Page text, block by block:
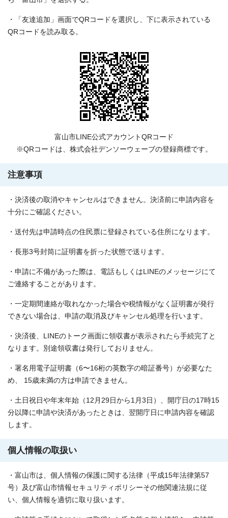
・「友達追加」画面でQRコードを選択し、下に表示されている
QRコードを読み取る。
富山市LINE公式アカウントQRコード
※QRコードは、株式会社デンソーウェーブの登録商標です。
注意事項
・決済後の取消やキャンセルはできません。決済前に申請内容を
十分にご確認ください。
・送付先は申請時点の住民票に登録されている住所になります。
・長形3号封筒に証明書を折った状態で送ります。
・申請に不備があった際は、電話もしくはLINEのメッセージにて
ご連絡することがあります。
・一定期間連絡が取れなかった場合や税情報がなく証明書が発行
できない場合は、申請の取消及びキャンセル処理を行います。
・決済後、LINEのトーク画面に領収書が表示されたら手続完了と
なります。別途領収書は発行しておりません。
・署名用電子証明書（6〜16桁の英数字の暗証番号）が必要なた
め、 15歳未満の方は申請できません。
・土日祝日や年末年始（12月29日から1月3日）、開庁日の17時15
分以降に申請や決済があったときは、翌開庁日に申請内容を確認
します。
個人情報の取扱い
・富山市は、個人情報の保護に関する法律（平成15年法律第57
号）及び富山市情報セキュリティポリシーその他関連法規に従
い、個人情報を適切に取り扱います。